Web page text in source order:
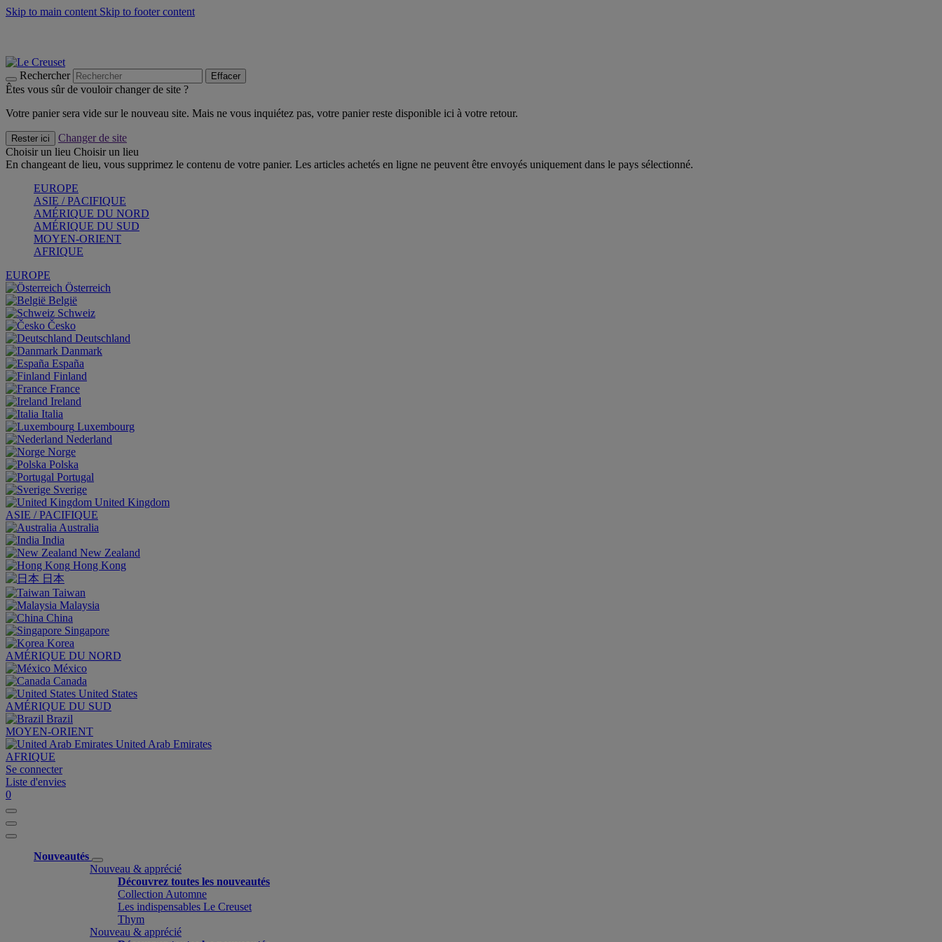
Skip to main content Skip to footer content
Rechercher Effacer
Êtes vous sûr de vouloir changer de site ?
Votre panier sera vide sur le nouveau site. Mais ne vous inquiétez pas, votre panier reste disponible ici à votre retour.
Rester ici
Changer de site
Choisir un lieu Choisir un lieu
En changeant de lieu, vous supprimez le contenu de votre panier. Les articles achetés en ligne ne peuvent être envoyés uniquement dans le pays sélectionné.
EUROPE
ASIE / PACIFIQUE
AMÉRIQUE DU NORD
AMÉRIQUE DU SUD
MOYEN-ORIENT
AFRIQUE
EUROPE
Österreich
België
Schweiz
Česko
Deutschland
Danmark
España
Finland
France
Ireland
Italia
Luxembourg
Nederland
Norge
Polska
Portugal
Sverige
United Kingdom
ASIE / PACIFIQUE
Australia
India
New Zealand
Hong Kong
日本
Taiwan
Malaysia
China
Singapore
Korea
AMÉRIQUE DU NORD
México
Canada
United States
AMÉRIQUE DU SUD
Brazil
MOYEN-ORIENT
United Arab Emirates
AFRIQUE
Se connecter
Liste d'envies
0
Nouveautés
Nouveau & apprécié
Découvrez toutes les nouveautés
Collection Automne
Les indispensables Le Creuset
Thym
Nouveau & apprécié